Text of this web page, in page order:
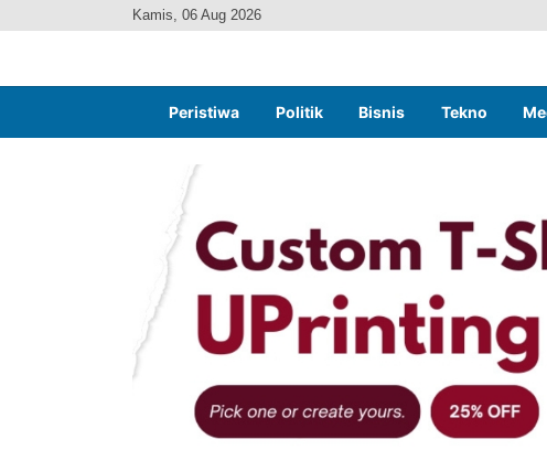
Kamis, 06 Aug 2026
Peristiwa Politik Bisnis Tekno